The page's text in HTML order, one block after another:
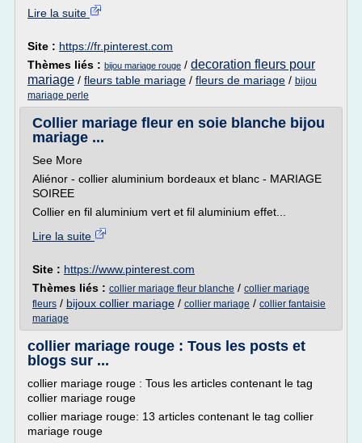
Lire la suite
Site : https://fr.pinterest.com
Thèmes liés : bijou mariage rouge / decoration fleurs pour
mariage / fleurs table mariage / fleurs de mariage / bijou
mariage perle
Collier mariage fleur en soie blanche bijou
mariage ...
See More
Aliénor - collier aluminium bordeaux et blanc - MARIAGE
SOIREE
Collier en fil aluminium vert et fil aluminium effet...
Lire la suite
Site : https://www.pinterest.com
Thèmes liés : collier mariage fleur blanche / collier mariage
fleurs / bijoux collier mariage / collier mariage / collier fantaisie
mariage
collier mariage rouge : Tous les posts et
blogs sur ...
collier mariage rouge : Tous les articles contenant le tag
collier mariage rouge
collier mariage rouge: 13 articles contenant le tag collier
mariage rouge